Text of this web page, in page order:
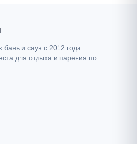
и саун с 2012 года.
для отдыха и парения по